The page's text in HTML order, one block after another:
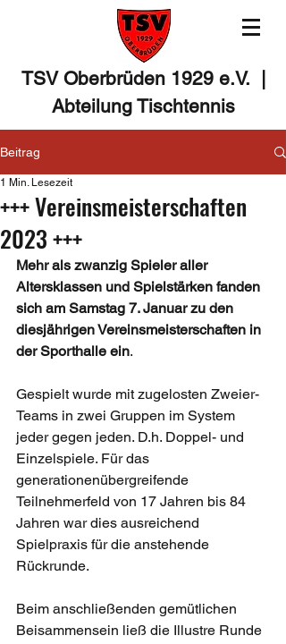
TSV Oberbrüden 1929 e.V. |
Abteilung Tischtennis
Beitrag
+++ Vereinsmeisterschaften
2023 +++
1 Min. Lesezeit
Mehr als zwanzig Spieler aller
Altersklassen und Spielstärken fanden
sich am Samstag 7. Januar zu den
diesjährigen Vereinsmeisterschaften in
der Sporthalle ein.
Gespielt wurde mit zugelosten Zweier-
Teams in zwei Gruppen im System
jeder gegen jeden. D.h. Doppel- und
Einzelspiele. Für das
generationenübergreifende
Teilnehmerfeld von 17 Jahren bis 84
Jahren war dies ausreichend
Spielpraxis für die anstehende
Rückrunde.
Beim anschließenden gemütlichen
Beisammensein ließ die Illustre Runde